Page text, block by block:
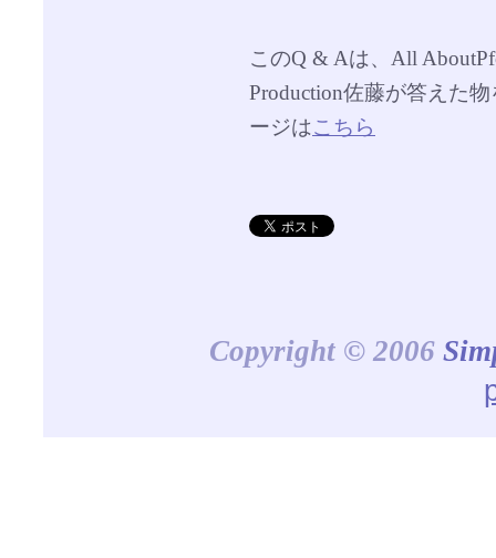
このQ & Aは、All
Production佐藤が答えた
ージはこちら
Copyright © 2006